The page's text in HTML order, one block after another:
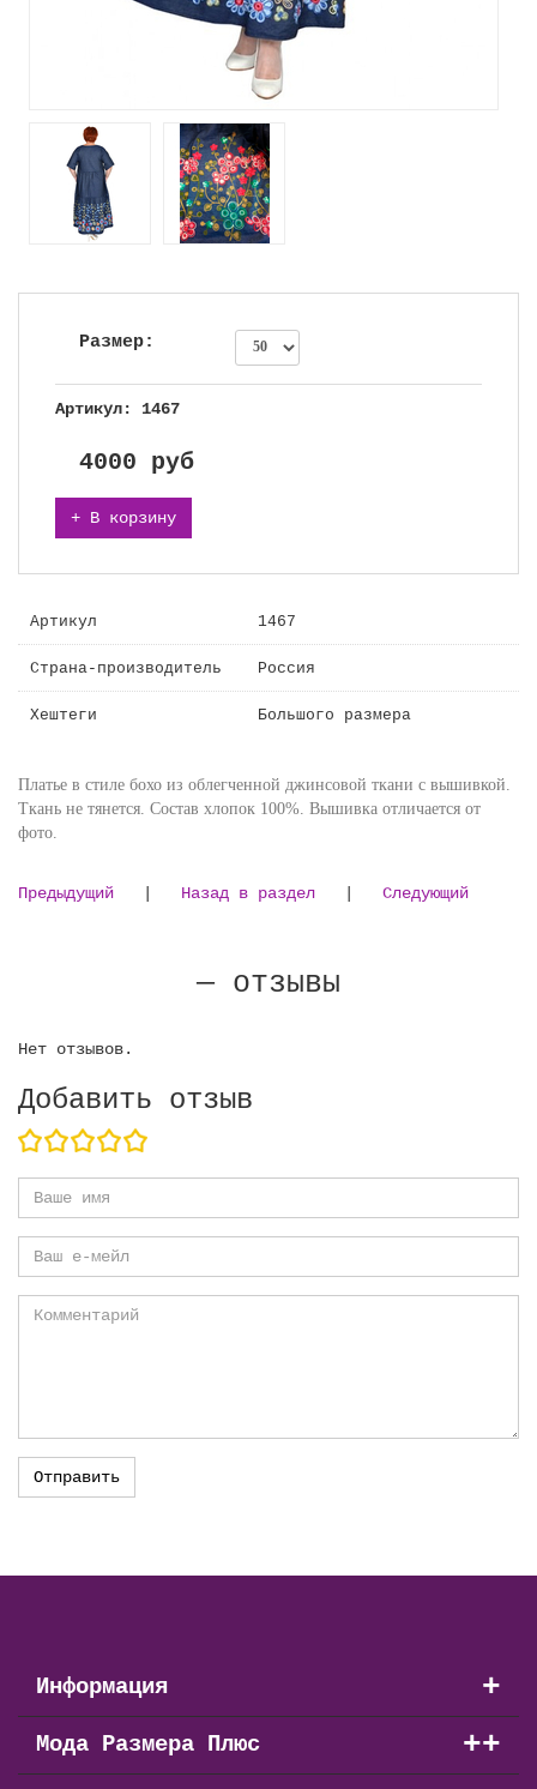
Размер:
Артикул: 1467
4000 руб
+ В корзину
Артикул 1467
Страна-производитель Россия
Хештеги Большого размера
Платье в стиле бохо из облегченной джинсовой ткани с вышивкой.
Ткань не тянется. Состав хлопок 100%. Вышивка отличается от
фото.
Предыдущий | Назад в раздел | Следующий
— отзывы
Нет отзывов.
Добавить отзыв
Информация +
Мода Размера Плюс +
+